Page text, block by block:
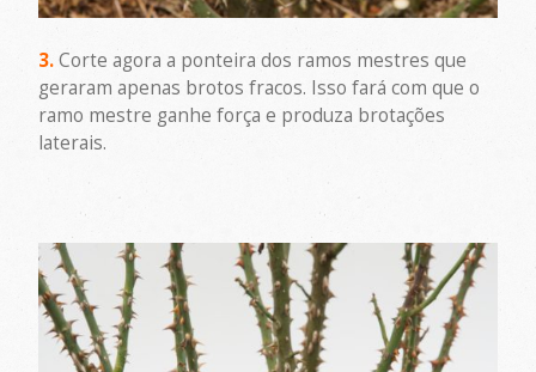
3.Corte agora a ponteira dos ramos mestres que
geraram apenas brotos fracos. Isso fará com que o
ramo mestre ganhe força e produza brotações
laterais.